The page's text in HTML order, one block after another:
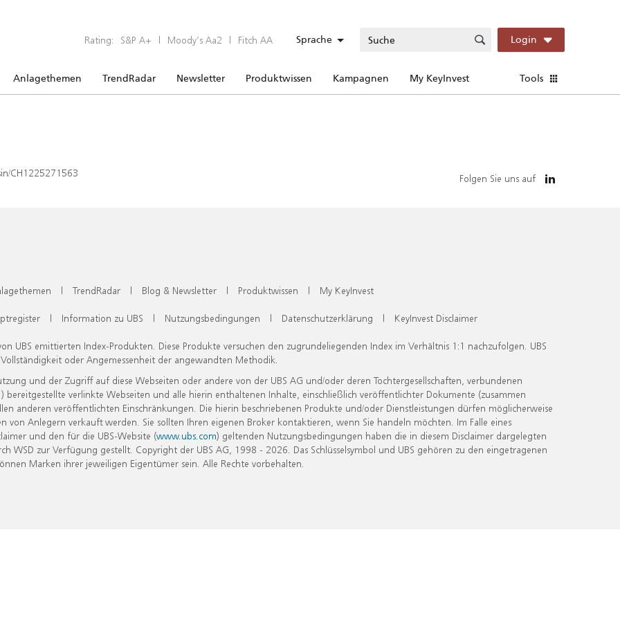
Rating: S&P A+ | Moody’s Aa2 | Fitch AA Sprache Login
Anlagethemen TrendRadar Newsletter Produktwissen Kampagnen My KeyInvest Tools
CH1225271563 Folgen Sie uns auf
| TrendRadar | Blog & Newsletter | Produktwissen | My KeyInvest
| Information zu UBS | Nutzungsbedingungen | Datenschutzerklärung | KeyInvest Disclaimer
UBS emittierten Index-Produkten. Diese Produkte versuchen den zugrundeliegenden Index im Verhältnis 1:1 nachzufolgen. UBS
oder Angemessenheit der angewandten Methodik.
und der Zugriff auf diese Webseiten oder andere von der UBS AG und/oder deren Tochtergesellschaften, verbundenen
verlinkte Webseiten und alle hierin enthaltenen Inhalte, einschließlich veröffentlichter Dokumente (zusammen
anderen veröffentlichten Einschränkungen. Die hierin beschriebenen Produkte und/oder Dienstleistungen dürfen möglicherweise
Anlegern verkauft werden. Sie sollten Ihren eigenen Broker kontaktieren, wenn Sie handeln möchten. Im Falle eines
und den für die UBS-Website (www.ubs.com) geltenden Nutzungsbedingungen haben die in diesem Disclaimer dargelegten
zur Verfügung gestellt. Copyright der UBS AG, 1998 - 2026. Das Schlüsselsymbol und UBS gehören zu den eingetragenen
Marken ihrer jeweiligen Eigentümer sein. Alle Rechte vorbehalten.